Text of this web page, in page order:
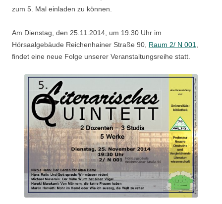
zum 5. Mal einladen zu können.
Am Dienstag, den 25.11.2014, um 19.30 Uhr im
Hörsaalgebäude Reichenhainer Straße 90, Raum 2/ N 001,
findet eine neue Folge unserer Veranstaltungsreihe statt.